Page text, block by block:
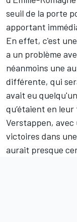
seuil de la porte
apportant
En effet, c'est
a un problème
néanmoins une
différente, qui
avait eu
qu’étaient en leur
Verstappen,
victoires dans
aurait presque